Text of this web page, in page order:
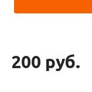
200 руб.